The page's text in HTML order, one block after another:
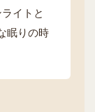
イトと
眠りの時